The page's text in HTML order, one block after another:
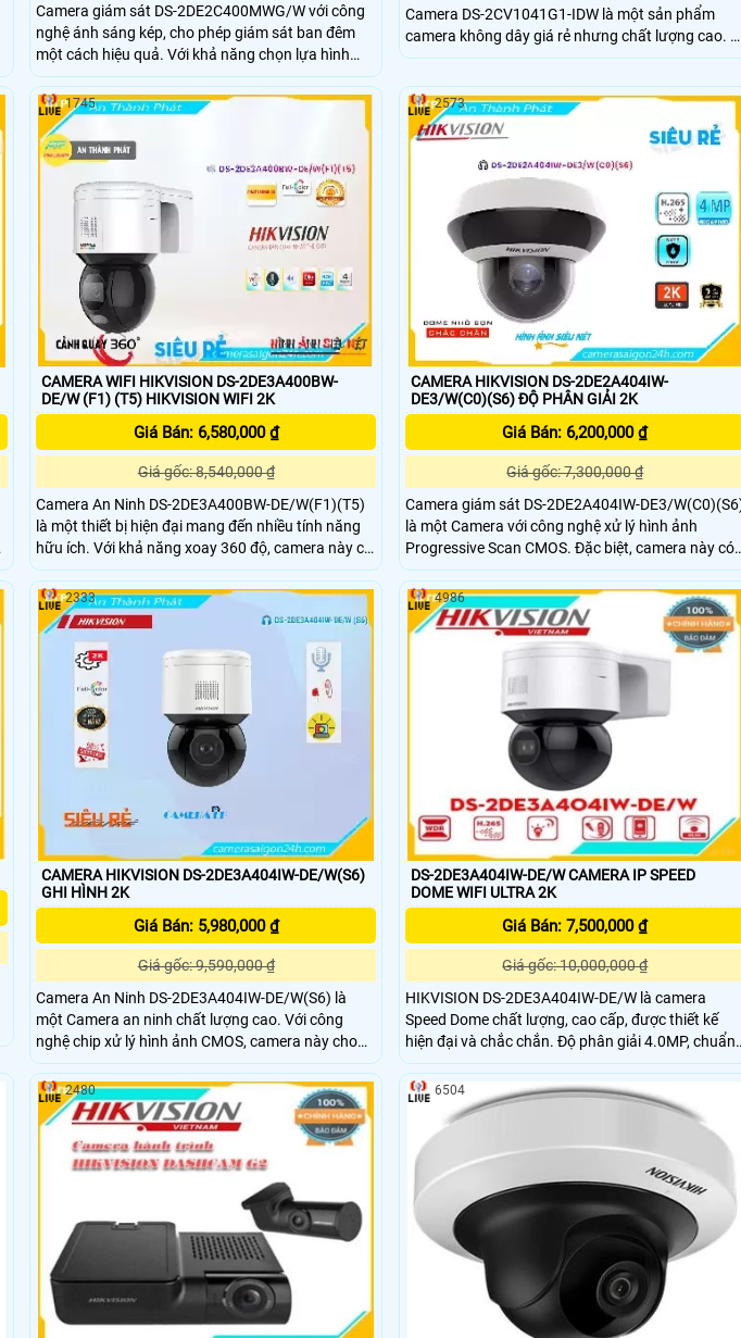
Camera giám sát DS-2DE2C400MWG/W với công
nghệ ánh sáng kép, cho phép giám sát ban đêm
một cách hiệu quả. Với khả năng chọn lựa hình
ảnh trắng đen hoặc màu, camera này cung cấp
wifi IP, đàm thoại 2 chiều, và hình ảnh sắc nét với
chip HYBRID. Giải pháp tiết kiệm chi phí, chất
lượng hình ảnh cao, và khả năng giám sát Full
Color 30m trong đêm
Camera DS-2CV1041G1-IDW là một sản phẩm
camera không dây giá rẻ nhưng chất lượng cao.
Với chip CMOS, Camera này xử lý hình ảnh với
đẹp với chức năng hồng ngoại lên đến 30m.
Được thiết kế dành riêng cho dự án dân dụng,
camera này sử dụng chip hình ảnh 4
CAMERA WIFI HIKVISION DS-2DE3A400BW-
DE/W (F1) (T5) HIKVISION WIFI 2K
Giá Bán: 6,580,000 ₫
Giá gốc: 8,540,000 ₫
Camera An Ninh DS-2DE3A400BW-DE/W(F1)(T5)
là một thiết bị hiện đại mang đến nhiều tính năng
hữu ích. Với khả năng xoay 360 độ, camera này có
thể quan sát toàn cảnh một khu vực một cách tự
động. Đồng thời, nó còn thu âm để giám sát tất cả
âm thanh xảy ra trong phạm vi quan sát
1745
CAMERA HIKVISION DS-2DE2A404IW-
DE3/W(C0)(S6) ĐỘ PHÂN GIẢI 2K
Giá Bán: 6,200,000 ₫
Giá gốc: 7,300,000 ₫
Camera giám sát DS-2DE2A404IW-DE3/
là một Camera với công nghệ xử lý hình ảnh
Progressive Scan CMOS. Đặc biệt, camera này có
khả năng giám sát ban đêm với Hồng Ngoại 20m,
cho chất lượng hình ảnh sắc nét. Với công nghệ IP
Wifi, Camera này cung cấp chất lượng hình ảnh độ
phân giải Ultra 2k và cho phép lưu trữ lâu hơn với
2573
CAMERA HIKVISION DS-2DE3A404IW-DE/W(S6)
GHI HÌNH 2K
Giá Bán: 5,980,000 ₫
Giá gốc: 9,590,000 ₫
Camera An Ninh DS-2DE3A404IW-DE/W(S6) là
một Camera an ninh chất lượng cao. Với công
nghệ chip xử lý hình ảnh CMOS, camera này cho
phép bạn xem được hình ảnh ban đêm với chất
lượng màu sắc sắc nét, không mờ nhòe, trong
khoảng cách lên đến 50m. Camera này cho độ
phân giải Ultra 2k, đảm bảo hình ảnh hiển thị rõ
ràng và chi tiết
2333
DS-2DE3A404IW-DE/W CAMERA IP SPEED
DOME WIFI ULTRA 2K
Giá Bán: 7,500,000 ₫
Giá gốc: 10,000,000 ₫
HIKVISION DS-2DE3A404IW-DE/W là camera
Speed Dome chất lượng, cao cấp, được thiết kế
hiện đại và chắc chắn. Độ phân giải 4.0MP, chuẩn
nén H.265+, quan sát xa 50m, hỗ trợ thẻ nhớ lên
đến 256GB
4986
2480 6504